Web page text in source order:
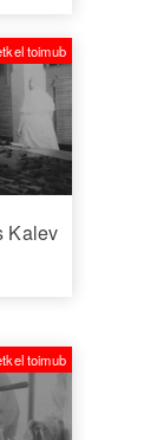
Kalev
toimub
toimub